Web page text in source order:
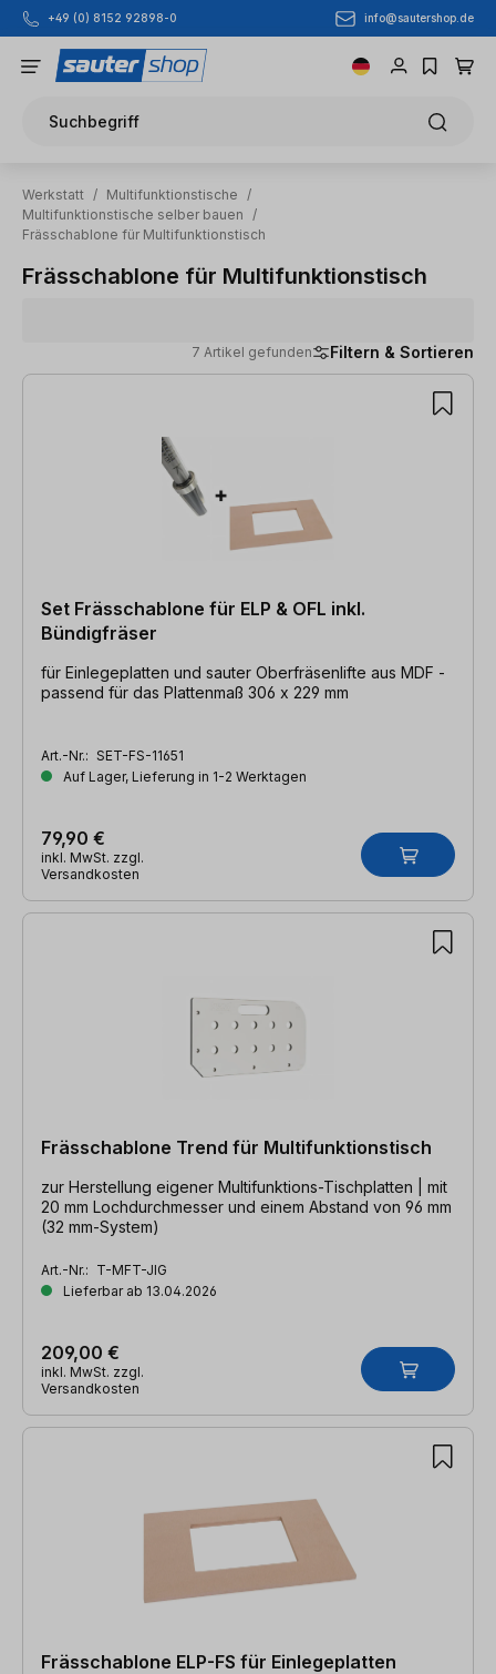
Zum Hauptinhalt springen
+49 (0) 8152 92898-0 info@sautershop.de
Suchbegriff
Werkstatt / Multifunktionstische
/
Multifunktionstische selber bauen
/
Frässchablone für Multifunktionstisch
Frässchablone für Multifunktionstisch
7 Artikel gefunden Filtern & Sortieren
7 Artikel gefunden
Set Frässchablone für ELP & OFL inkl.
Bündigfräser
für Einlegeplatten und sauter Oberfräsenlifte aus MDF -
passend für das Plattenmaß 306 x 229 mm
Art.-Nr.: SET-FS-11651
Auf Lager, Lieferung in 1-2 Werktagen
79,90 €
inkl. MwSt. zzgl.
Versandkosten
Frässchablone Trend für Multifunktionstisch
zur Herstellung eigener Multifunktions-Tischplatten | mit
20 mm Lochdurchmesser und einem Abstand von 96 mm
(32 mm-System)
Art.-Nr.: T-MFT-JIG
Lieferbar ab 13.04.2026
209,00 €
inkl. MwSt. zzgl.
Versandkosten
Frässchablone ELP-FS für Einlegeplatten